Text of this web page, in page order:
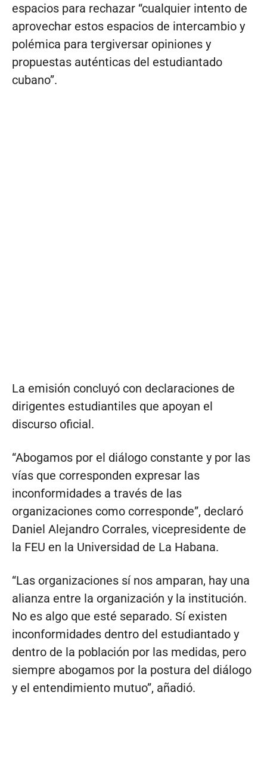
espacios para rechazar “cualquier intento de
aprovechar estos espacios de intercambio y
polémica para tergiversar opiniones y
propuestas auténticas del estudiantado
cubano”.
La emisión concluyó con declaraciones de
dirigentes estudiantiles que apoyan el
discurso oficial.
“Abogamos por el diálogo constante y por las
vías que corresponden expresar las
inconformidades a través de las
organizaciones como corresponde”, declaró
Daniel Alejandro Corrales, vicepresidente de
la FEU en la Universidad de La Habana.
“Las organizaciones sí nos amparan, hay una
alianza entre la organización y la institución.
No es algo que esté separado. Sí existen
inconformidades dentro del estudiantado y
dentro de la población por las medidas, pero
siempre abogamos por la postura del diálogo
y el entendimiento mutuo”, añadió.